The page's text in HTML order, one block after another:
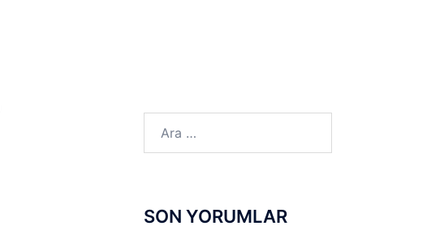
SON YORUMLAR